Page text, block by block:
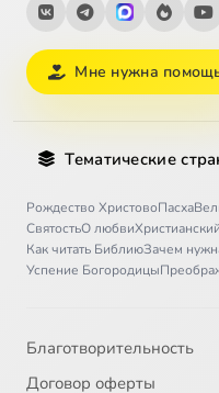
Мне нужна
Тематические
Рождество ХристовоПасха
СвятостьО любви
Как читать БиблиюЗачем
Успение Богородицы
Благотворительность
Договор оферты